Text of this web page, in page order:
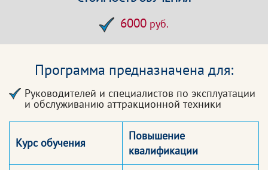
6000 руб.
Программа предназначена для:
Руководителей и специалистов по эксплуатации
и обслуживанию аттракционной техники
Курс обучения
Повышение
квалификации